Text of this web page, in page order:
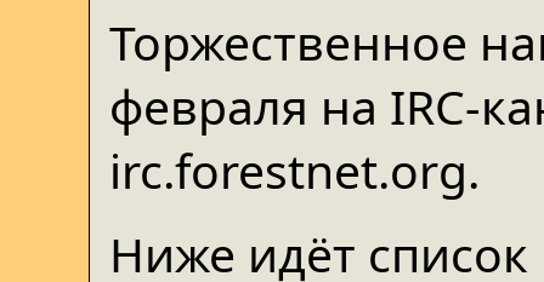
Торжественное
февраля на IRC-
irc.forestnet.org.
Ниже идёт